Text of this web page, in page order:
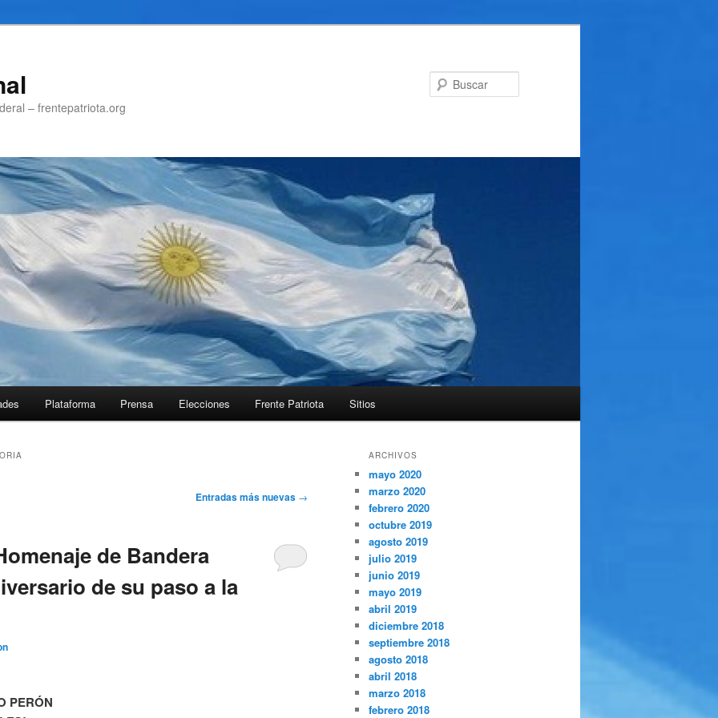
– frentepatriota.org
Plataforma Prensa Elecciones Frente Patriota Sitios
Entradas más nuevas →
de Bandera
de su paso a la
PERÓN
ARCHIVOS
mayo 2020
marzo 2020
febrero 2020
octubre 2019
agosto 2019
julio 2019
junio 2019
mayo 2019
abril 2019
diciembre 2018
septiembre 2018
agosto 2018
abril 2018
marzo 2018
febrero 2018